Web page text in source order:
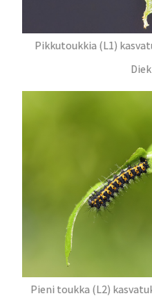
Pikkutoukkia (L1)
Pieni toukka (L2)